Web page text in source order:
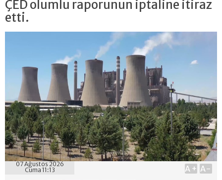
ÇED olumlu raporunun iptaline itiraz
etti.
07 Ağustos 2026
Cuma 11:13
A+ A-